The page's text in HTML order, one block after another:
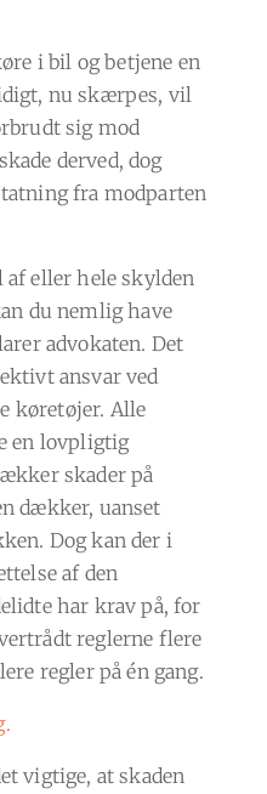
i bil og betjene en
nu skærpes, vil
sig mod
derved, dog
fra modparten
af eller hele skylden
du nemlig have
advokaten. Det
ansvar ved
køretøjer. Alle
en lovpligtig
skader på
dækker, uanset
Dog kan der i
af den
har krav på, for
reglerne flere
regler på én gang.
vigtige, at skaden